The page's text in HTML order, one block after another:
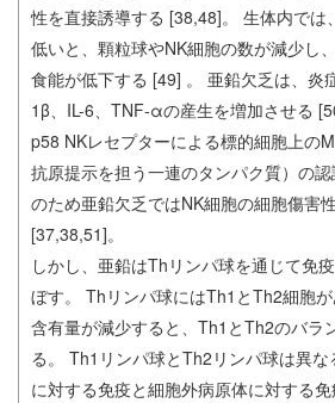
性を直接誘導する [38,48]。 生体内では
低いと、顆粒球やNK細胞の数が減少し
食能が低下する [49] 。 亜鉛欠乏は、炎
1β、IL-6、TNF-αの産生を増加させる
p58 NKレセプターによる標的細胞上の
抗原提示を担う一連のタンパク質）の
のため亜鉛欠乏ではNK細胞の細胞傷害
[37,38,51]。
しかし、亜鉛はThリンパ球を通じて免
ぼす。 Thリンパ球にはTh1とTh2細胞
含有量が減少すると、Th1とTh2のバラ
る。 Th1リンパ球とTh2リンパ球は異
に対する免疫と細胞外病原体に対する免